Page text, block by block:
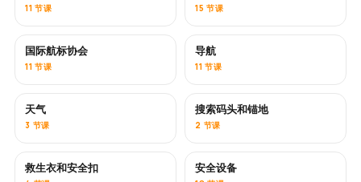
11 节课 15 节课
国际航标协会
11 节课
导航
11 节课
天气
3 节课
搜索码头和锚地
2 节课
救生衣和安全扣 安全设备